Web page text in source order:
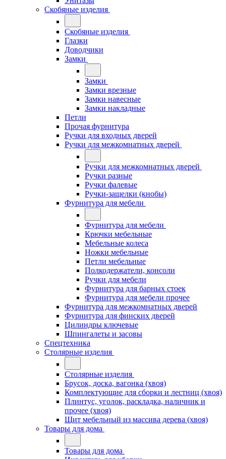
Скобяные изделия
Скобяные изделия
Глазки
Доводчики
Замки
Замки
Замки врезные
Замки навесные
Замки накладные
Петли
Прочая фурнитура
Ручки для входных дверей
Ручки для межкомнатных дверей
Ручки для межкомнатных дверей
Ручки разные
Ручки фалевые
Ручки-защелки (кнобы)
Фурнитура для мебели
Фурнитура для мебели
Крючки мебельные
Мебельные колеса
Ножки мебельные
Петли мебельные
Полкодержатели, консоли
Ручки для мебели
Фурнитура для барных стоек
Фурнитура для мебели прочее
Фурнитура для межкомнатных дверей
Фурнитура для финских дверей
Цилиндры ключевые
Шпингалеты и засовы
Спецтехника
Столярные изделия
Столярные изделия
Брусок, доска, вагонка (хвоя)
Комплектующие для сборки и лестниц (хвоя)
Плинтус, уголок, раскладка, наличник и
прочее (хвоя)
Щит мебельный из массива дерева (хвоя)
Товары для дома
Товары для дома